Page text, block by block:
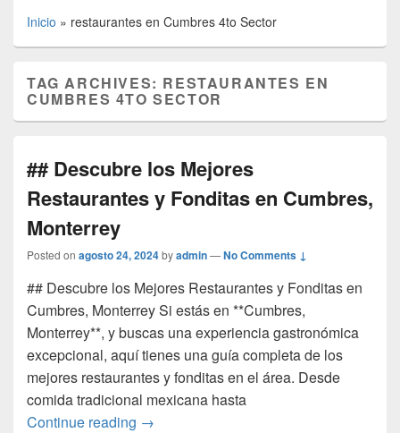
Inicio » restaurantes en Cumbres 4to Sector
TAG ARCHIVES: RESTAURANTES EN
CUMBRES 4TO SECTOR
## Descubre los Mejores
Restaurantes y Fonditas en Cumbres,
Monterrey
Posted on agosto 24, 2024byadmin—No Comments ↓
## Descubre los Mejores Restaurantes y Fonditas en
Cumbres, Monterrey Si estás en **Cumbres,
Monterrey**, y buscas una experiencia gastronómica
excepcional, aquí tienes una guía completa de los
mejores restaurantes y fonditas en el área. Desde
comida tradicional mexicana hasta
Continue reading ## Descubre los Mejores Restaurantes
→